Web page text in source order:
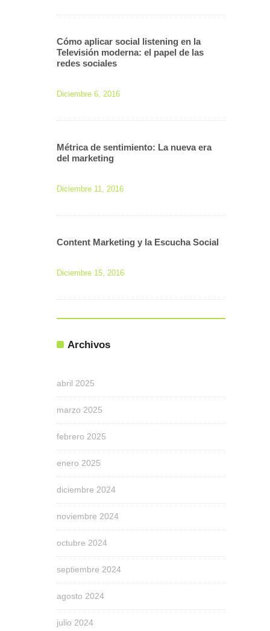
Cómo aplicar social listening en la
Televisión moderna: el papel de las
redes sociales
Diciembre 6, 2016
Métrica de sentimiento: La nueva era
del marketing
Diciembre 11, 2016
Content Marketing y la Escucha Social
Diciembre 15, 2016
Archivos
abril 2025
marzo 2025
febrero 2025
enero 2025
diciembre 2024
noviembre 2024
octubre 2024
septiembre 2024
agosto 2024
julio 2024